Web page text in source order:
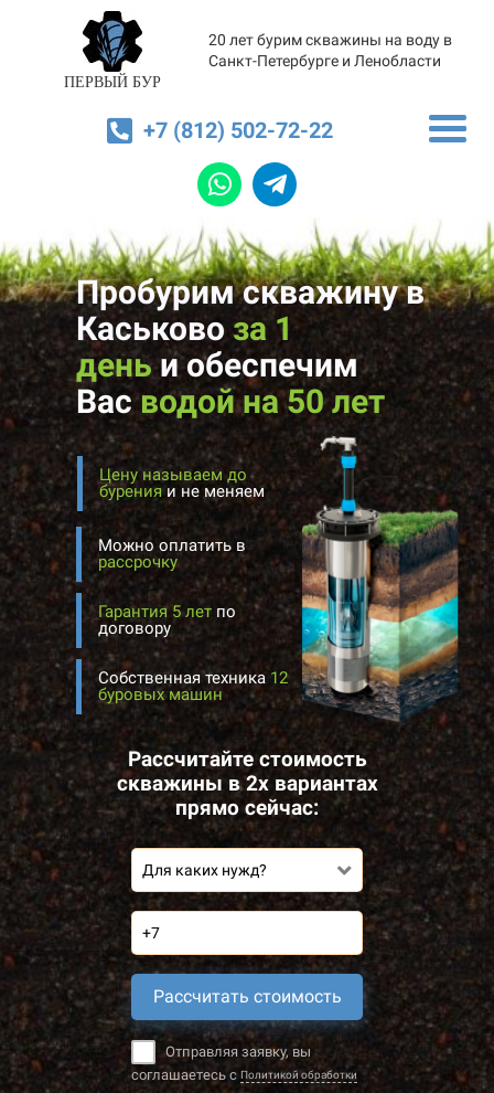
ПЕРВЫЙ БУР
20 лет бурим скважины на воду в
Санкт-Петербурге и Ленобласти
+7 (812) 502-72-22
Пробурим скважину в
Каськово за 1
деньиобеспечим
Васводой на 50 лет
Цену называем до
буренияи не меняем
Собственная техника 12
буровых машин
Можно оплатить в
рассрочку
Рассчитайте стоимость
скважины в 2х вариантах
прямо сейчас:
Для каких нужд?
Рассчитать стоимость
Отправляя заявку, вы
соглашаетесь с Политикой обработки
Гарантия 5 лет по
договору